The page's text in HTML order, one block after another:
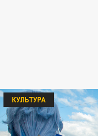
КУЛЬТУРА